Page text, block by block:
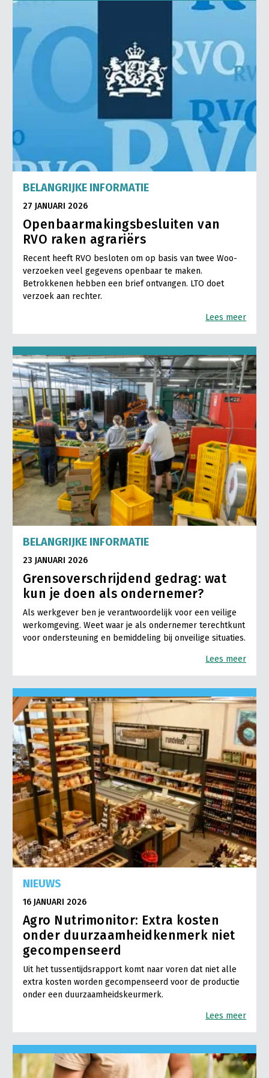
Melkveehouderij
Schapenhouderij
Bomen, vaste planten en zomerbloemen
Paddenstoelen
Vollegrondsgroente
Nieuws
Nieuwsabonnement
Bestuur en Directie
Medewerkers
Vakgroepbestuurders
Jaarverslag 2023
Vacatures
Pers
Contact
BELANGRIJKE INFORMATIE
27 JANUARI 2026
Openbaarmakingsbesluiten van
RVO raken agrariërs
Recent heeft RVO besloten om op basis van twee Woo-
verzoeken veel gegevens openbaar te maken.
Betrokkenen hebben een brief ontvangen. LTO doet
verzoek aan rechter.
Lees meer
BELANGRIJKE INFORMATIE
23 JANUARI 2026
Grensoverschrijdend gedrag: wat
kun je doen als ondernemer?
Als werkgever ben je verantwoordelijk voor een veilige
werkomgeving. Weet waar je als ondernemer terechtkunt
voor ondersteuning en bemiddeling bij onveilige situaties.
Lees meer
NIEUWS
16 JANUARI 2026
Agro Nutrimonitor: Extra kosten
onder duurzaamheidkenmerk niet
gecompenseerd
Uit het tussentijdsrapport komt naar voren dat niet alle
extra kosten worden gecompenseerd voor de productie
onder een duurzaamheidskeurmerk.
Lees meer